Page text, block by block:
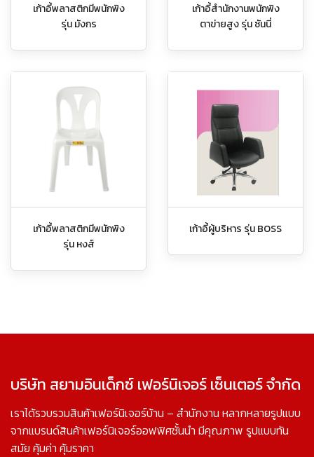
เก้าอี้พลาสติกมีพนักพิง
รุ่น มังกร
เก้าอี้สำนักงานพนักพิง
ตาข่ายสูง รุ่น ซันนี่
เก้าอี้พลาสติกมีพนักพิง
รุ่น หงส์
เก้าอี้ผู้บริหาร รุ่น BOSS
บริษัท สยามอินเด็กซ์ เฟอร์นิเจอร์ เซ็นเตอร์ จำกัด
เราได้รวบรวมสินค้าเฟอร์นิเจอร์บ้าน – สำนักงาน หลากหลายรูปแบบ
จากแบรนด์สินค้าเฟอร์นิเจอร์ออฟฟิศชั้นนำ มีคุณภาพ รูปแบบทัน
สมัย คุ้มค่า คุ้มราคา